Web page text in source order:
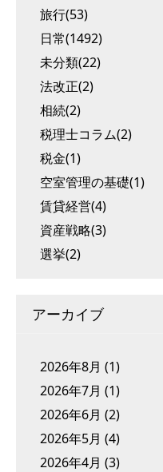
旅行(53)
日常(1492)
未分類(22)
法改正(2)
相続(2)
税理士コラム(2)
税金(1)
空室管理の基礎(1)
賃貸経営(4)
資産戦略(3)
選挙(2)
アーカイブ
2026年8月 (1)
2026年7月 (1)
2026年6月 (2)
2026年5月 (4)
2026年4月 (3)